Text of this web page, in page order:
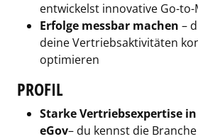
entwickelst innovative Go-
Erfolge messbar machen –
deine Vertriebsaktivitäten
optimieren
PROFIL
Starke Vertriebsexpertise
eGov– du kennst die